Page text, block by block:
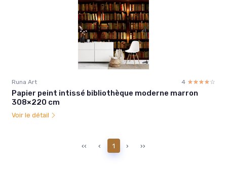
Runa Art 4 ☆☆☆☆☆
★★★★★
Papier peint intissé bibliothèque moderne marron
308×220 cm
Voir le détail
‹‹ ‹ 1 › ››